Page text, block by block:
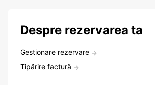
Despre rezervarea ta
Gestionare rezervare
Tipărire factură